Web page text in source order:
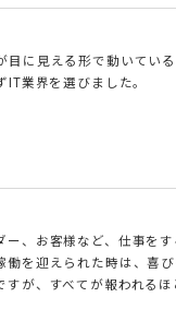
に見える形で動いてい
業界を選びました。
、お客様など、仕事を
を迎えられた時は、喜び
が、すべてが報われるほ